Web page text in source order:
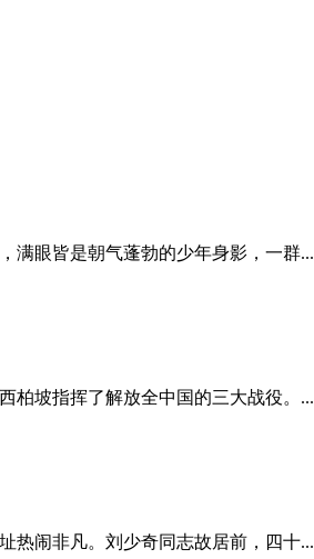
满眼皆是朝气蓬勃的少年身影，一群...
柏坡指挥了解放全中国的三大战役。...
热闹非凡。刘少奇同志故居前，四十...